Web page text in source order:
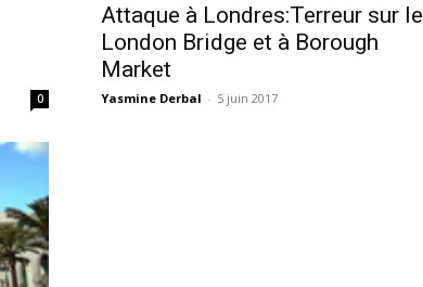
0
Attaque à Londres:Terreur sur le
London Bridge et à Borough
Market
Yasmine Derbal - 5 juin 2017